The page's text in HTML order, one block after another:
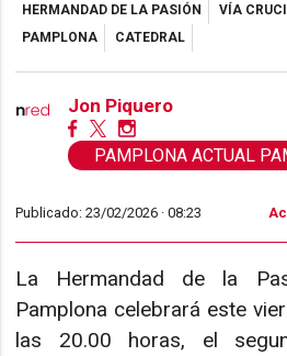
HERMANDAD DE LA PASIÓN VÍA
PAMPLONA
CATEDRAL
Jon Piquero
PAMPLONA ACTUAL
Publicado: 23/02/2026 ·08:23
La Hermandad de la
Pamplona celebrará este
las 20.00 horas, el